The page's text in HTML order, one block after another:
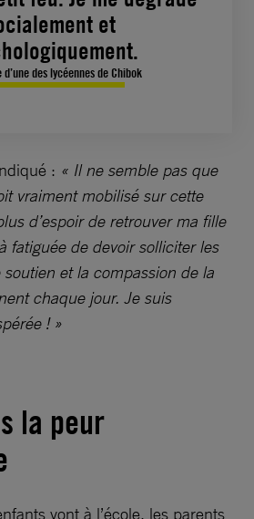
et
d’une des lycéennes de Chibok
: « Il ne semble pas que
vraiment mobilisé sur cette
d’espoir de retrouver ma fille
fatiguée de devoir solliciter les
et la compassion de la
chaque jour. Je suis
! »
la peur
vont à l’école, les parents